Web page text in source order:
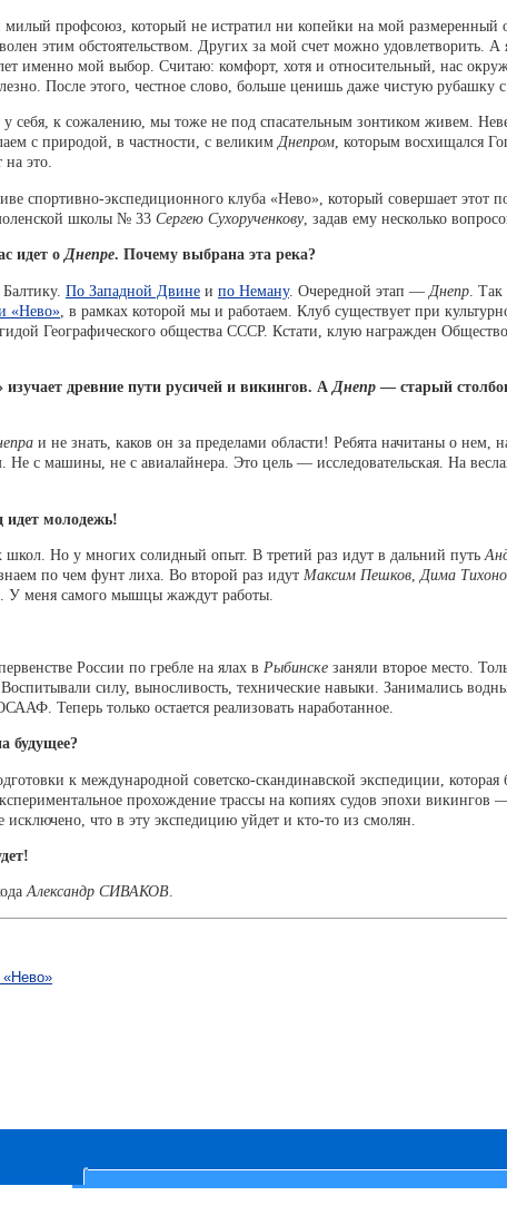
милый профсоюз, который не истратил ни копейки на мой
этим обстоятельством. Других за мой счет можно удовлетворить. А
именно мой выбор. Считаю: комфорт, хотя и относительный, нас
После этого, честное слово, больше ценишь даже чистую рубашку с
у себя, к сожалению, мы тоже не под спасательным зонтиком живем.
с природой, в частности, с великимДнепром, которым восхищался
на это.
спортивно-экспедиционного клуба «Нево», который совершает этот
школы № 33 Сергею Сухорученкову, задав ему несколько
идет о Днепре. Почему выбрана эта река?
По Западной Двине и по Неману. Очередной этап — Днепр .
«Нево» , в рамках которой мы и работаем. Клуб существует при
Географического общества СССР. Кстати, клую награжден
древние пути русичей и викингов. А Днепр — старый
и не знать, каков он за пределами области! Ребята начитаны о нем,
Не с машины, не с авиалайнера. Это цель — исследовательская. На
идет молодежь!
Но у многих солидный опыт. В третий раз идут в дальний путь
по чем фунт лиха. Во второй раз идут Максим Пешков Дима
У меня самого мышцы жаждут работы.
России по гребле на ялах в Рыбинске заняли второе место.
силу, выносливость, технические навыки. Занимались
Теперь только остается реализовать наработанное.
будущее?
к международной советско-скандинавской экспедиции, которая
прохождение трассы на копиях судов эпохи
исключено, что в эту экспедицию уйдет и кто-то из смолян.
Александр СИВАКОВ.
«Нево»